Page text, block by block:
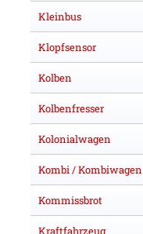
Kleinbus
Klopfsensor
Kolben
Kolbenfresser
Kolonialwagen
Kombi / Kombiwagen
Kommissbrot
Kraftfahrzeug